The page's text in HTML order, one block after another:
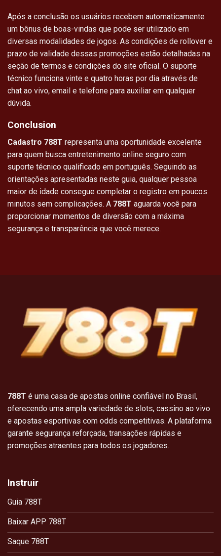
Após a conclusão os usuários recebem automaticamente
um bônus de boas-vindas que pode ser utilizado em
diversas modalidades de jogos. As condições de rollover e
prazo de validade dessas promoções estão detalhadas na
seção de termos e condições do site oficial. O suporte
técnico funciona vinte e quatro horas por dia através de
chat ao vivo, email e telefone para auxiliar em qualquer
dúvida.
Conclusion
Cadastro 788T representa uma oportunidade excelente
para quem busca entretenimento online seguro com
suporte técnico qualificado em português. Seguindo as
orientações apresentadas neste guia, qualquer pessoa
maior de idade consegue completar o registro em poucos
minutos sem complicações. A 788T aguarda você para
proporcionar momentos de diversão com a máxima
segurança e transparência que você merece.
788T é uma casa de apostas online confiável no Brasil,
oferecendo uma ampla variedade de slots, cassino ao vivo
e apostas esportivas com odds competitivas. A plataforma
garante segurança reforçada, transações rápidas e
promoções atraentes para todos os jogadores.
Instruir
Guia 788T
Baixar APP 788T
Saque 788T